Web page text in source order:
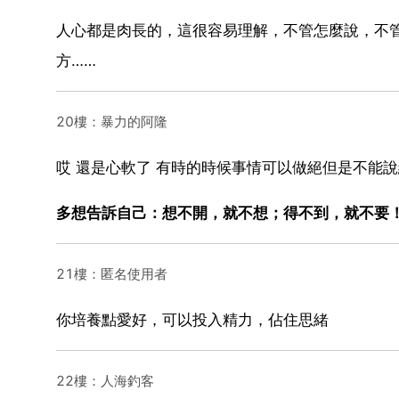
人心都是肉長的，這很容易理解，不管怎麼說，
方……
20樓：暴力的阿隆
哎 還是心軟了 有時的時候事情可以做絕但是不能
多想告訴自己：想不開，就不想；得不到，就不
21樓：匿名使用者
你培養點愛好，可以投入精力，佔住思緒
22樓：人海釣客